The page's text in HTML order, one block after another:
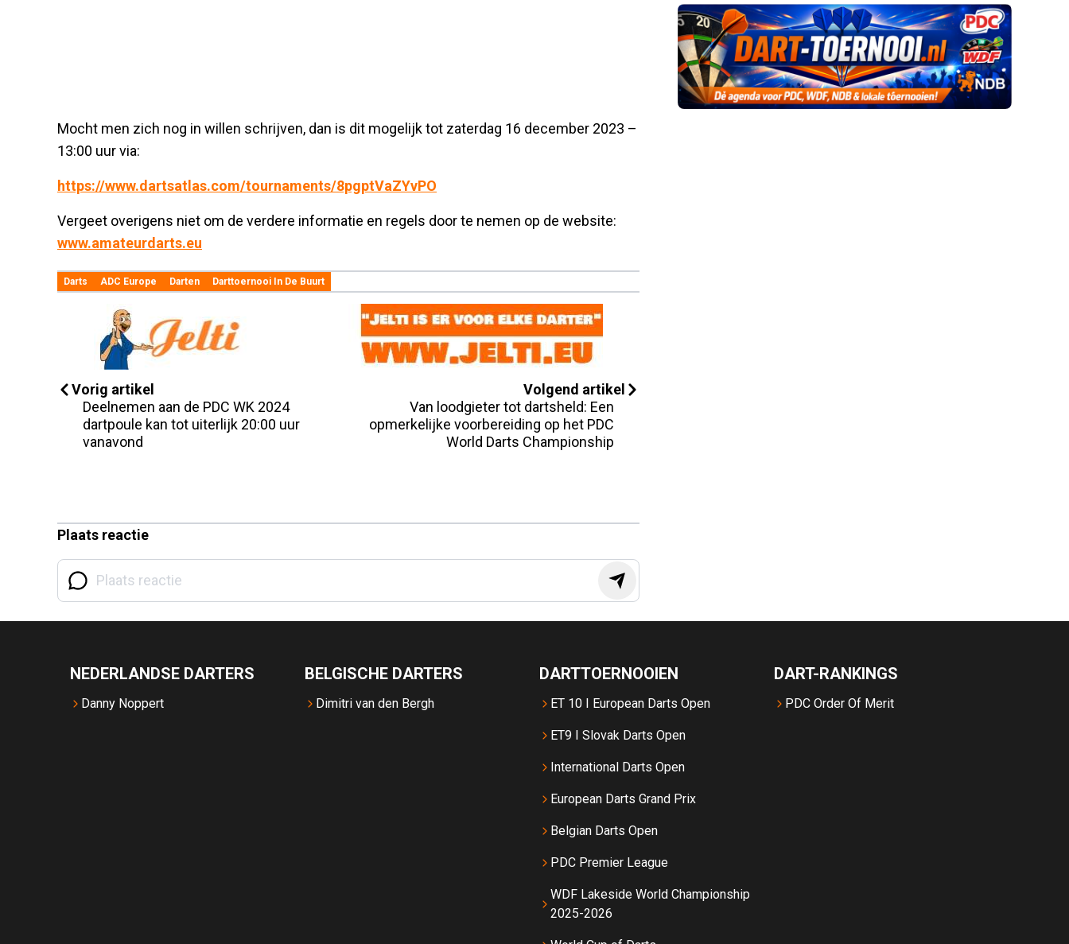
Mocht men zich nog in willen schrijven, dan is dit mogelijk tot zaterdag 16 december 2023 –
13:00 uur via:
https://www.dartsatlas.com/tournaments/8pgptVaZYvPO
Vergeet overigens niet om de verdere informatie en regels door te nemen op de website:
www.amateurdarts.eu
Darts ADC Europe Darten Darttoernooi In De Buurt
Vorig artikel
Deelnemen aan de PDC WK 2024
dartpoule kan tot uiterlijk 20:00 uur
vanavond
Volgend artikel
Van loodgieter tot dartsheld: Een
opmerkelijke voorbereiding op het PDC
World Darts Championship
Plaats reactie
NEDERLANDSE DARTERS
Danny Noppert
BELGISCHE DARTERS
Dimitri van den Bergh
DARTTOERNOOIEN
ET 10 I European Darts Open
ET9 I Slovak Darts Open
International Darts Open
European Darts Grand Prix
Belgian Darts Open
PDC Premier League
WDF Lakeside World Championship
2025-2026
DART-RANKINGS
PDC Order Of Merit